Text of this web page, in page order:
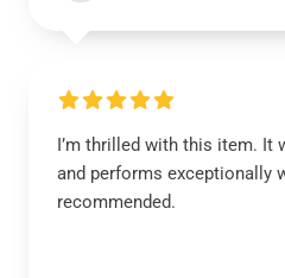
I’m thrilled with this item. It
and performs exceptionally
recommended.